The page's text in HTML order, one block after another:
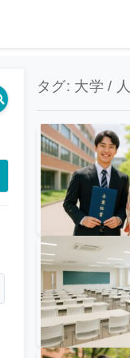
タグ: 大学 /